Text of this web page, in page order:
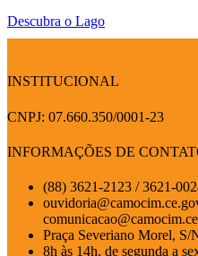
Descubra o Lago
INSTITUCIONAL
CNPJ: 07.660.350/0001-23
INFORMAÇÕES DE
(88) 3621-2123 / 3621-
Praça Severiano Morel,
8h às 14h, de segunda a